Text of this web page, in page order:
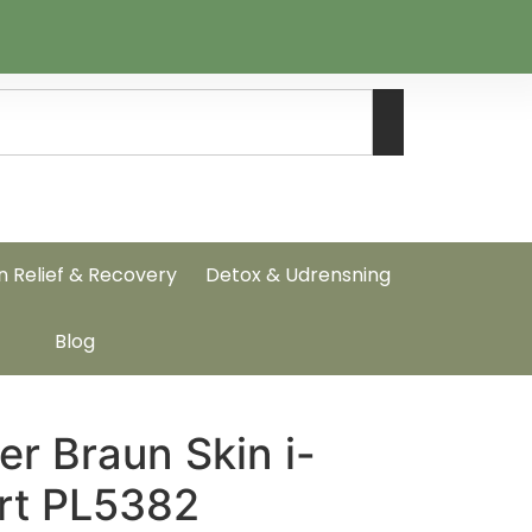
Relief & Recovery Detox & Udrensning
Blog
Braun Skin i-
PL5382